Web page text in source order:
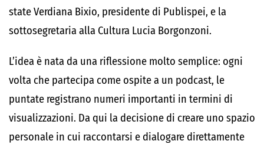
state Verdiana Bixio, presidente di Publispei, e la
sottosegretaria alla Cultura Lucia Borgonzoni.
L’idea è nata da una riflessione molto semplice: ogni
volta che partecipa come ospite a un podcast, le
puntate registrano numeri importanti in termini di
visualizzazioni. Da qui la decisione di creare uno spazio
personale in cui raccontarsi e dialogare direttamente